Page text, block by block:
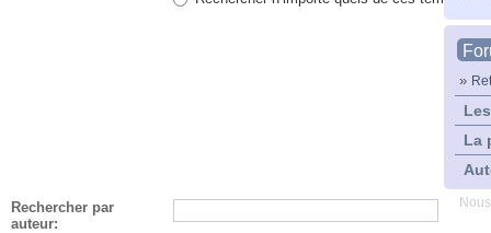
»
La
Rechercher par
auteur: